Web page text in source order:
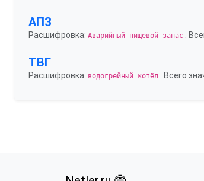
АПЗ
Расшифровка: Аварийный пищевой запас .
ТВГ
Расшифровка: водогрейный котёл . Всего